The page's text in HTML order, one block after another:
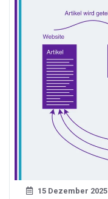
15 Dezember 2025